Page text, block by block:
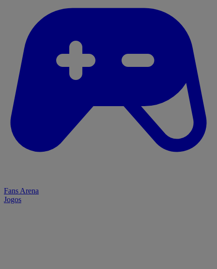
Fans Arena
Jogos